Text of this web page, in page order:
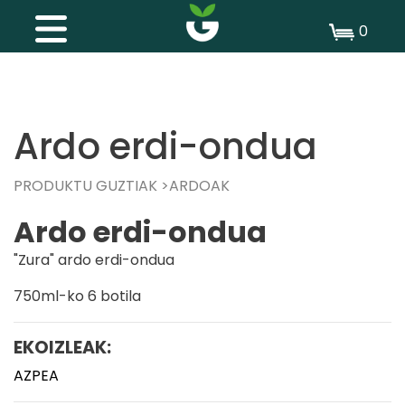
0
Ardo erdi-ondua
PRODUKTU GUZTIAK ARDOAK
Ardo erdi-ondua
"Zura" ardo erdi-ondua
750ml-ko 6 botila
EKOIZLEAK:
AZPEA